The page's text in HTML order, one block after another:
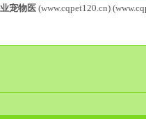
宠物医(www.cqpet120.cn)